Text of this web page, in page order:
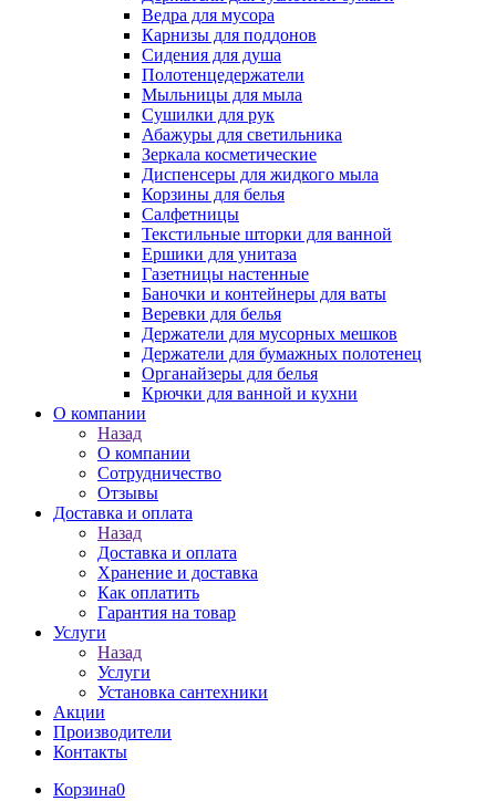
Ведра для мусора
Карнизы для поддонов
Сидения для душа
Полотенцедержатели
Мыльницы для мыла
Сушилки для рук
Абажуры для светильника
Зеркала косметические
Диспенсеры для жидкого мыла
Корзины для белья
Салфетницы
Текстильные шторки для ванной
Ершики для унитаза
Газетницы настенные
Баночки и контейнеры для ваты
Веревки для белья
Держатели для мусорных мешков
Держатели для бумажных полотенец
Органайзеры для белья
Крючки для ванной и кухни
О компании
Назад
О компании
Сотрудничество
Отзывы
Доставка и оплата
Назад
Доставка и оплата
Хранение и доставка
Как оплатить
Гарантия на товар
Услуги
Назад
Услуги
Установка сантехники
Акции
Производители
Контакты
Корзина0